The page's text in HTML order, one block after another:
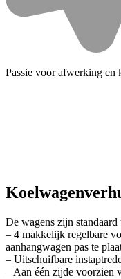
Passie voor afwerking en
De wagens zijn standaard
– 4 makkelijk regelbare
aanhangwagen pas te
– Uitschuifbare
– Aan één zijde voorzien